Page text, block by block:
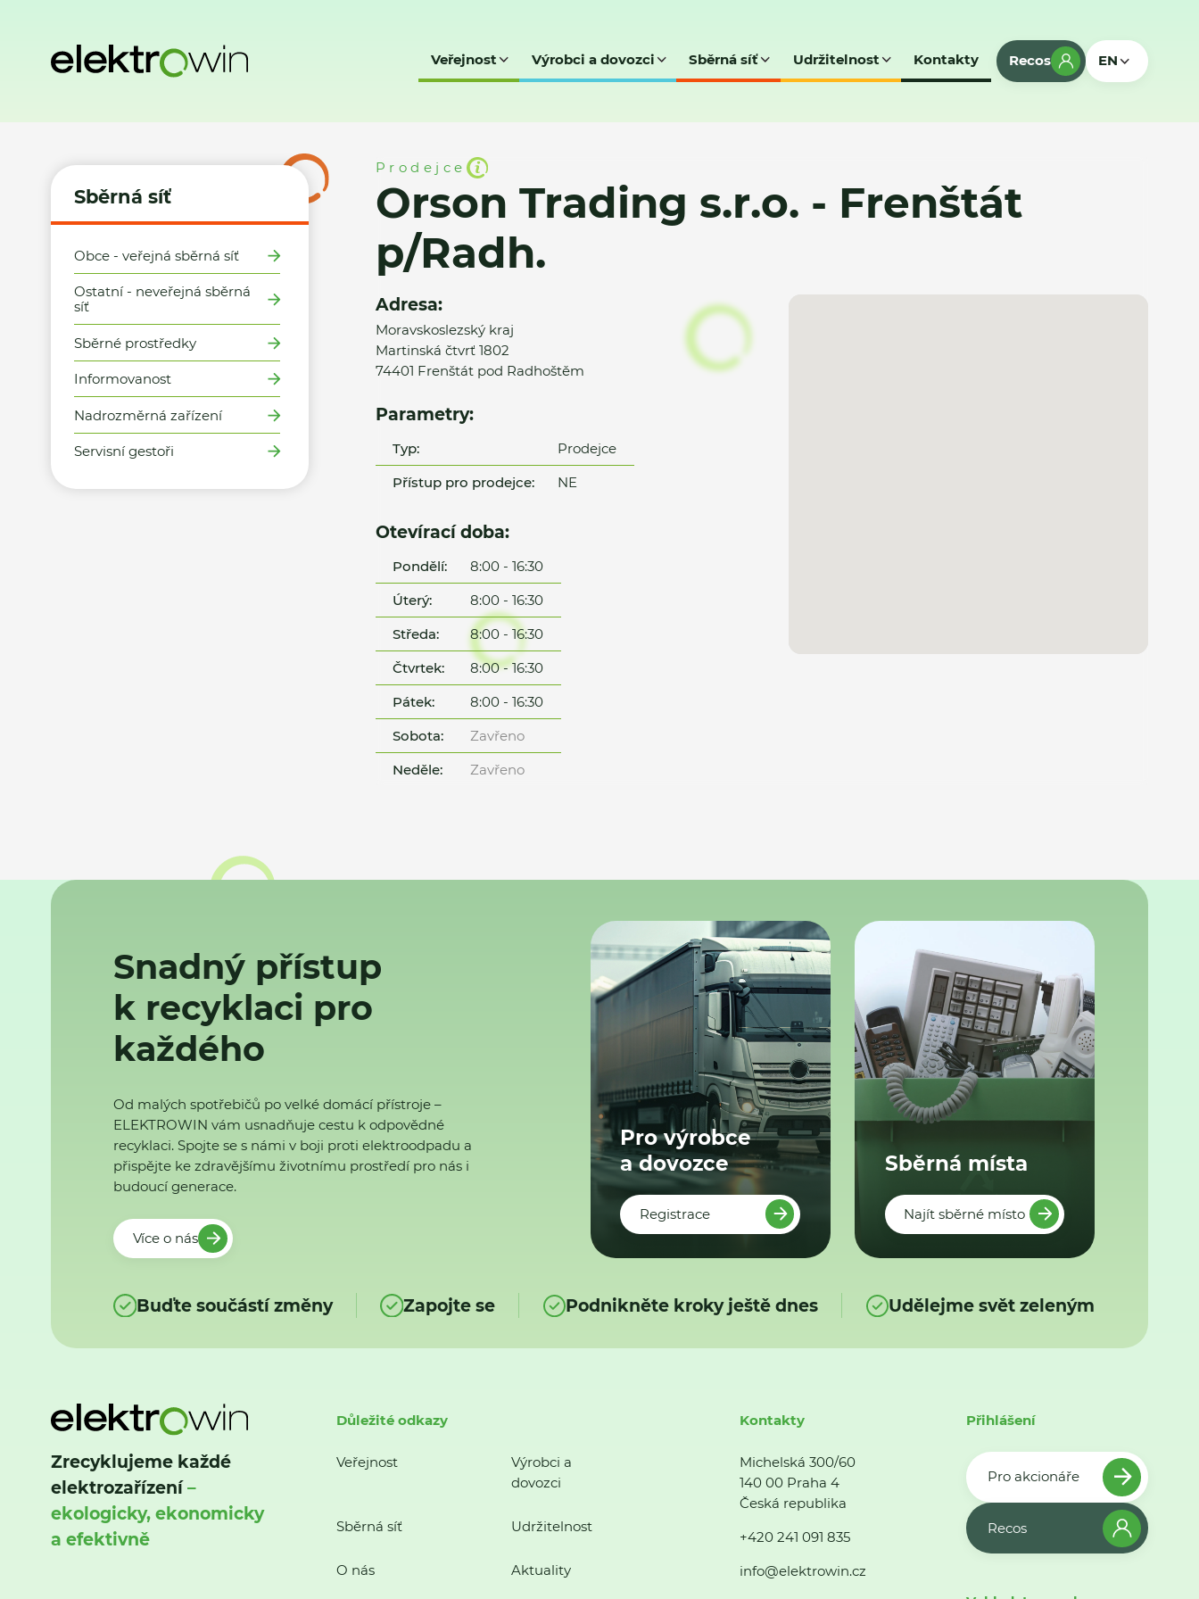
Veřejnost Výrobci a dovozci Sběrná síť Udržitelnost Kontakty Recos EN
Sběrná síť
Obce - veřejná sběrná síť
Ostatní - neveřejná sběrná
síť
Sběrné prostředky
Informovanost
Nadrozměrná zařízení
Servisní gestoři
Prodejce
Orson Trading s.r.o. - Frenštát
p/Radh.
Adresa:
Moravskoslezský kraj
Martinská čtvrť 1802
74401 Frenštát pod Radhoštěm
Parametry:
Typ:
Prodejce
Přístup pro prodejce:
NE
Otevírací doba:
Pondělí:
8:00 - 16:30
Úterý:
8:00 - 16:30
Středa:
8:00 - 16:30
Čtvrtek:
8:00 - 16:30
Pátek:
8:00 - 16:30
Sobota:
Zavřeno
Neděle:
Zavřeno
Snadný přístup
k recyklaci pro
každého
Od malých spotřebičů po velké domácí přístroje –
ELEKTROWIN vám usnadňuje cestu k odpovědné
recyklaci. Spojte se s námi v boji proti elektroodpadu a
přispějte ke zdravějšímu životnímu prostředí pro nás i
budoucí generace.
Více o nás
Pro výrobce
a dovozce
Registrace
Sběrná místa
Najít sběrné místo
Buďte součástí změny Zapojte se Podnikněte kroky ještě dnes Udělejme svět zeleným
Zrecyklujeme každé
elektrozařízení–
ekologicky, ekonomicky
a efektivně
Důležité odkazy
Veřejnost
Výrobci a
dovozci
Sběrná síť Udržitelnost
O nás Aktuality
Kontakty
Michelská 300/60
140 00 Praha 4
Česká republika
+420 241 091 835
info@elektrowin.cz
Přihlášení
Pro akcionáře
Recos